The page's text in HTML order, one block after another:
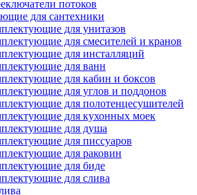
потоков
для сантехники
для унитазов
для смесителей и кранов
для инсталляций
для ванн
для кабин и боксов
для углов и поддонов
для полотенцесушителей
для кухонных моек
для душа
для писсуаров
для раковин
для биде
для слива